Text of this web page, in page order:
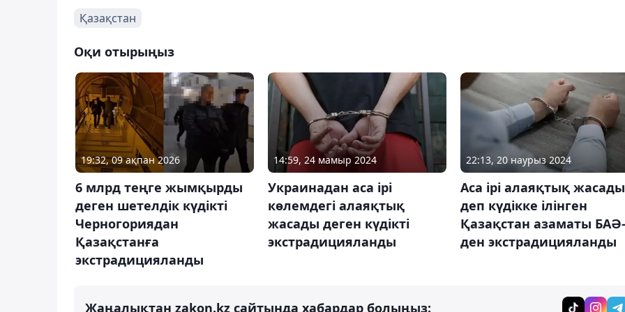
Қазақстан
Оқи отырыңыз
19:32, 09 ақпан 2026
6 млрд теңге жымқырды
деген шетелдік күдікті
Черногориядан
Қазақстанға
экстрадицияланды
14:59, 24 мамыр 2024
Украинадан аса ірі
көлемдегі алаяқтық
жасады деген күдікті
экстрадицияланды
22:13, 20 наурыз 2024
Аса ірі алаяқтық жасады
деп күдікке ілінген
Қазақстан азаматы БАӘ-
ден экстрадицияланды
Жаңалықтан zakon.kz сайтында хабардар болыңыз: